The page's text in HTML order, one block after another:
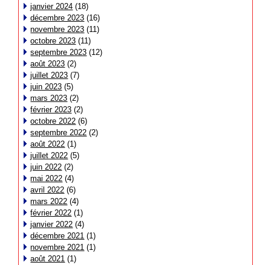
janvier 2024 (18)
décembre 2023 (16)
novembre 2023 (11)
octobre 2023 (11)
septembre 2023 (12)
août 2023 (2)
juillet 2023 (7)
juin 2023 (5)
mars 2023 (2)
février 2023 (2)
octobre 2022 (6)
septembre 2022 (2)
août 2022 (1)
juillet 2022 (5)
juin 2022 (2)
mai 2022 (4)
avril 2022 (6)
mars 2022 (4)
février 2022 (1)
janvier 2022 (4)
décembre 2021 (1)
novembre 2021 (1)
août 2021 (1)